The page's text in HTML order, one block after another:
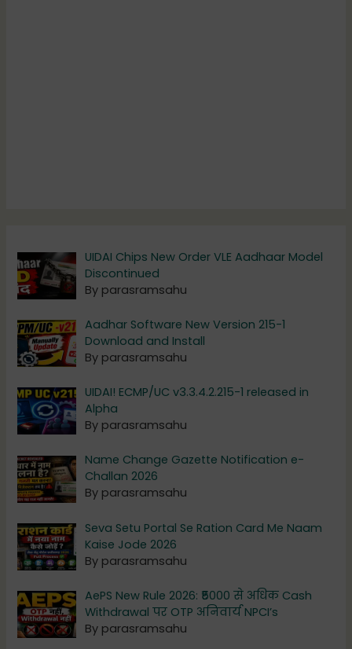
UIDAI Chips New Order VLE Aadhaar Model
Discontinued
By parasramsahu
Aadhar Software New Version 215-1
Download and Install
By parasramsahu
UIDAI! ECMP/UC v3.3.4.2.215-1 released in
Alpha
By parasramsahu
Name Change Gazette Notification e-
Challan 2026
By parasramsahu
Seva Setu Portal Se Ration Card Me Naam
Kaise Jode 2026
By parasramsahu
AePS New Rule 2026: ₹5000 से अधिक Cash
Withdrawal पर OTP अनिवार्य NPCI’s
By parasramsahu